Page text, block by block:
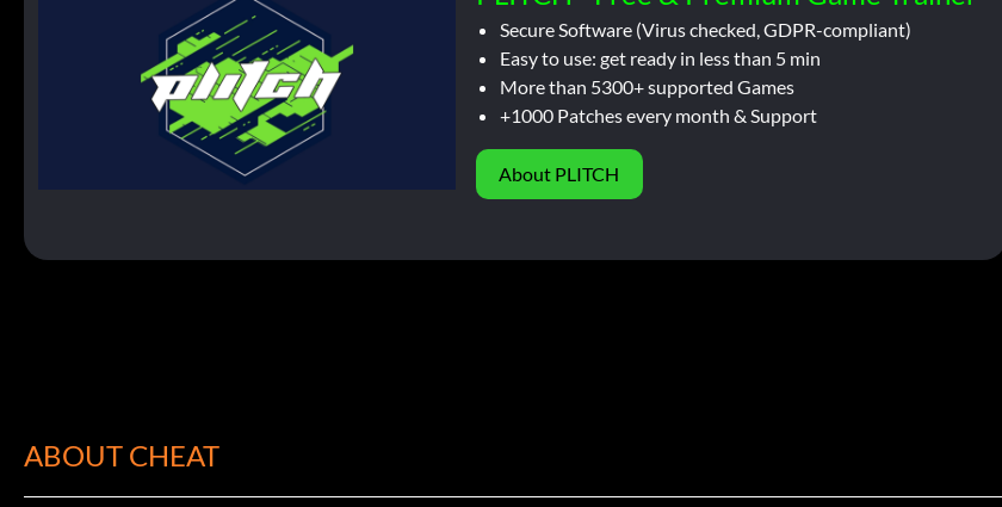
Secure Software (Virus checked, GDPR-compliant)
Easy to use: get ready in less than 5 min
More than 5300+ supported Games
+1000 Patches every month & Support
About PLITCH
ABOUT CHEAT